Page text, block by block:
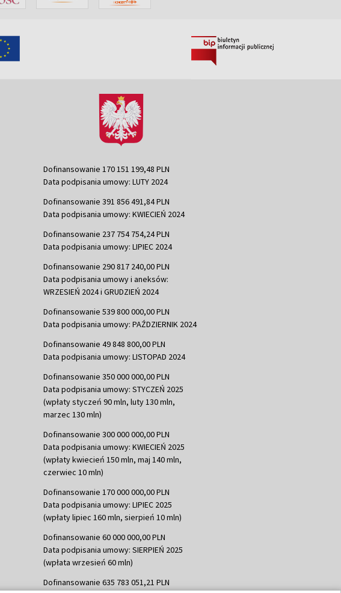
Dofinansowanie 170 151 199,48 PLN
Data podpisania umowy: LUTY 2024
Dofinansowanie 391 856 491,84 PLN
Data podpisania umowy: KWIECIEŃ 2024
Dofinansowanie 237 754 754,24 PLN
Data podpisania umowy: LIPIEC 2024
Dofinansowanie 290 817 240,00 PLN
Data podpisania umowy i aneksów:
WRZESIEŃ 2024 i GRUDZIEŃ 2024
Dofinansowanie 539 800 000,00 PLN
Data podpisania umowy: PAŹDZIERNIK 2024
Dofinansowanie 49 848 800,00 PLN
Data podpisania umowy: LISTOPAD 2024
Dofinansowanie 350 000 000,00 PLN
Data podpisania umowy: STYCZEŃ 2025
(wpłaty styczeń 90 mln, luty 130 mln,
marzec 130 mln)
Dofinansowanie 300 000 000,00 PLN
Data podpisania umowy: KWIECIEŃ 2025
(wpłaty kwiecień 150 mln, maj 140 mln,
czerwiec 10 mln)
Dofinansowanie 170 000 000,00 PLN
Data podpisania umowy: LIPIEC 2025
(wpłaty lipiec 160 mln, sierpień 10 mln)
Dofinansowanie 60 000 000,00 PLN
Data podpisania umowy: SIERPIEŃ 2025
(wpłata wrzesień 60 mln)
Dofinansowanie 635 783 051,21 PLN